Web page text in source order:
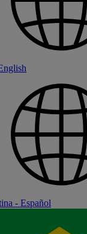
- Español